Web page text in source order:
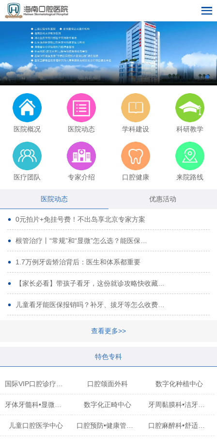
医院概况 医院动态 学科建设 科研教学
医疗团队 专家介绍 口腔健康 来院路线
医院动态 优惠活动
0元拍片+免挂号费！不出岛享北京专家方案
根管治疗丨“常规”和“显微”怎么选？能医保…
1.7万例牙齿矫治背后：医生和体系都重要
【家长必看】带孩子看牙，这份就诊攻略快收藏…
儿童看牙能医保报销吗？补牙、拔牙等怎么收费…
查看更多>>
特色专科
口腔颌面外科 数字化种植中心
数字化正畸中心 牙周黏膜科•洁牙中心
儿童口腔医学中心 口腔麻醉科•舒适化诊疗中心